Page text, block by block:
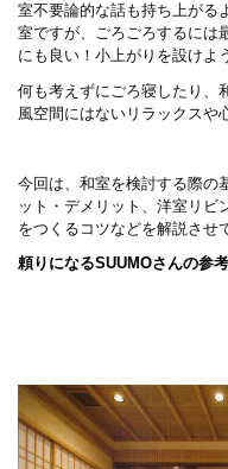
室不要論的な話も持ち上がる
室ですが、ごろごろするには
にも良い！小上がりを設けよ
何も考えずにごろ寝したり、
風空間にはないリラックスや
今回は、和室を検討する際の
ット・デメリット、洋室リビ
をつくるコツなどを解説させ
頼りになるSUUMOさんの参